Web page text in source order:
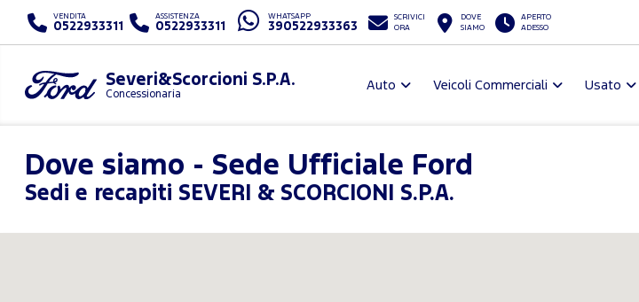
VENDITA
0522933311
ASSISTENZA
0522933311
WHATSAPP
390522933363
SCRIVICI
ORA
DOVE
SIAMO
APERTO
ADESSO
Severi&Scorcioni S.P.A.
Concessionaria
Auto Veicoli Commerciali Usato
Dove siamo - Sede Ufficiale Ford
Sedi e recapiti SEVERI & SCORCIONI S.P.A.